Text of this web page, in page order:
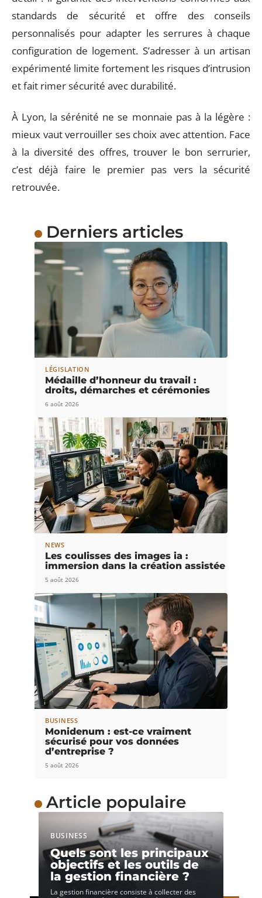
standards de sécurité et offre des conseils
personnalisés pour adapter les serrures à chaque
configuration de logement. S’adresser à un artisan
expérimenté limite fortement les risques d’intrusion
et fait rimer sécurité avec durabilité.
À Lyon, la sérénité ne se monnaie pas à la légère :
mieux vaut verrouiller ses choix avec attention. Face
à la diversité des offres, trouver le bon serrurier,
c’est déjà faire le premier pas vers la sécurité
retrouvée.
Derniers articles
LÉGISLATION
Médaille d’honneur du travail :
droits, démarches et cérémonies
6 août 2026
NEWS
Les coulisses des images ia :
immersion dans la création assistée
5 août 2026
BUSINESS
Monidenum : est-ce vraiment
sécurisé pour vos données
d’entreprise ?
5 août 2026
Article populaire
BUSINESS
Quels sont les principaux
objectifs et les outils de
la gestion financière ?
La gestion financière consiste à collecter des